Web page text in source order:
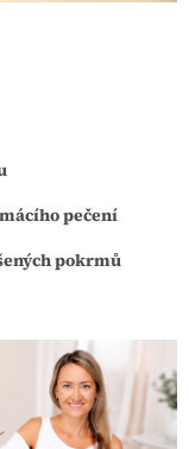
pečení
pokrmů